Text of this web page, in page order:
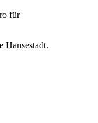
Hansestadt.